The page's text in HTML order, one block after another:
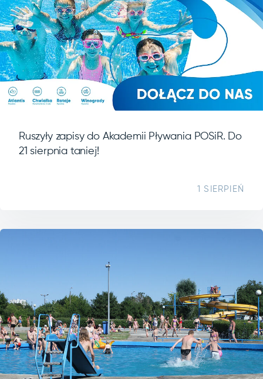
Ruszyły zapisy do Akademii Pływania POSiR. Do
21 sierpnia taniej!
1 SIERPIEŃ